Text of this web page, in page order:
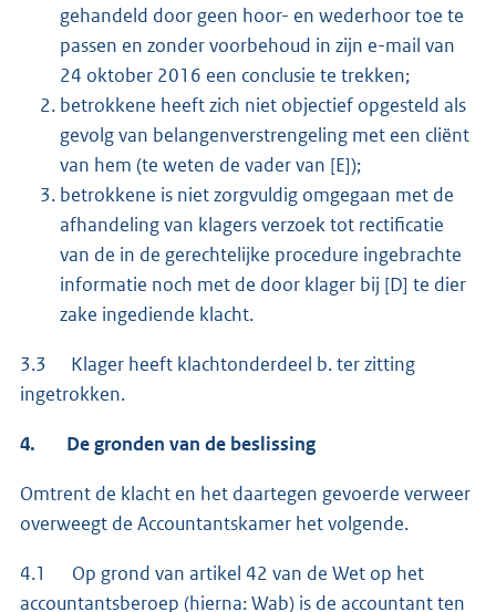
gehandeld door geen hoor- en wederhoor toe te
passen en zonder voorbehoud in zijn e-mail van
24 oktober 2016 een conclusie te trekken;
betrokkene heeft zich niet objectief opgesteld als
gevolg van belangenverstrengeling met een cliënt
van hem (te weten de vader van [E]);
betrokkene is niet zorgvuldig omgegaan met de
afhandeling van klagers verzoek tot rectificatie
van de in de gerechtelijke procedure ingebrachte
informatie noch met de door klager bij [D] te dier
zake ingediende klacht.
3.3 Klager heeft klachtonderdeel b. ter zitting
ingetrokken.
4. De gronden van de beslissing
Omtrent de klacht en het daartegen gevoerde verweer
overweegt de Accountantskamer het volgende.
4.1 Op grond van artikel 42 van de Wet op het
accountantsberoep (hierna: Wab) is de accountant ten